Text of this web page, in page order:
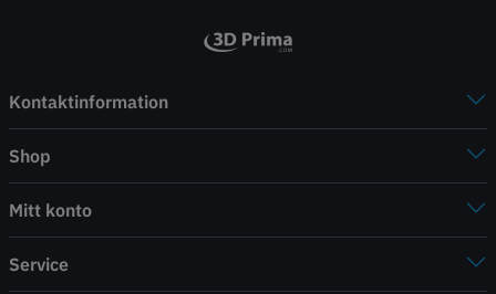
Kontaktinformation
Shop
Mitt konto
Service